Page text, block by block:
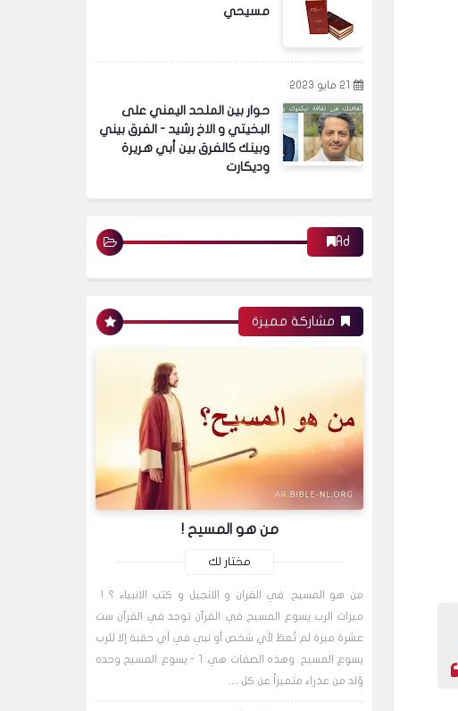
مسيحي
21 مايو 2023
حوار بين الملحد اليمني على
البخيتي و الاخ رشيد - الفرق بيني
وبينك كالفرق بين أبي هريرة
وديكارت
Ad
مشاركة مميزة
من هو المسيح !
مختار لك
من هو المسيح. في القران و الانجيل و كتب الانبياء ؟ !
ميزات الرب يسوع المسيح في القرآن توجد في القرآن ست
عشرة ميزة لم تُعطَ لأي شخص أو نبي في أي حقبة إلا للرب
يسوع المسيح. وهذه الصفات هي: 1 - يسوع المسيح وحده
وُلد من عذراء متميزاً عن كل …